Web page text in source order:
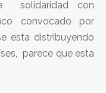
solidaridad con
convocado por
esta distribuyendo
parece que esta